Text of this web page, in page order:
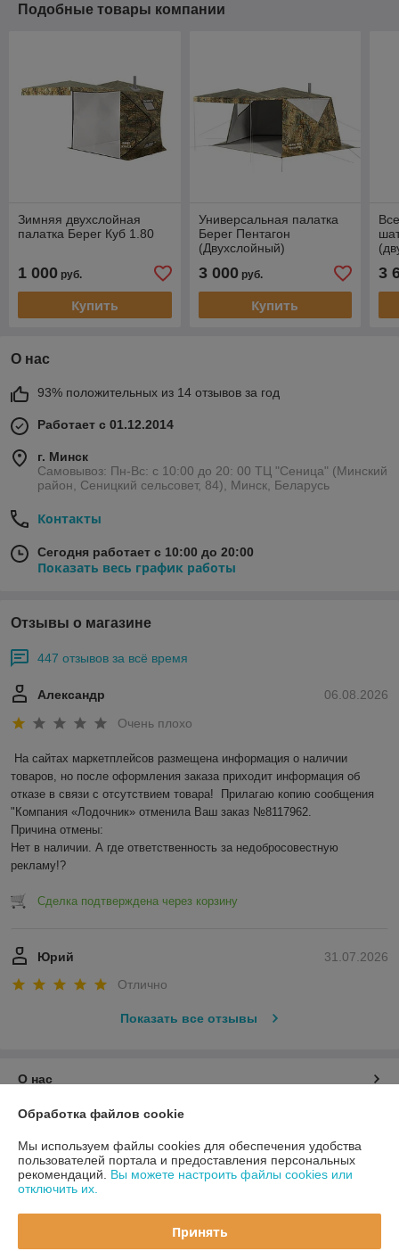
Подобные товары компании
Зимняя двухслойная
палатка Берег Куб 1.80
1 000 руб.
Купить
Универсальная палатка
Берег Пентагон
(Двухслойный)
3 000руб.
Купить
3
О нас
93% положительных из 14 отзывов за год
Работает с 01.12.2014
г. Минск
Самовывоз: Пн-Вс: с 10:00 до 20: 00 ТЦ "Сеница" (Минский
район, Сеницкий сельсовет, 84), Минск, Беларусь
Контакты
Сегодня работает с 10:00 до 20:00
Показать весь график работы
Отзывы о магазине
447 отзывов за всё время
06.08.2026
Александр
Очень плохо
На сайтах маркетплейсов размещена информация о наличии
товаров, но после оформления заказа приходит информация об
отказе в связи с отсутствием товара!  Прилагаю копию сообщения
"Компания «Лодочник» отменила Ваш заказ №8117962.
Причина отмены:
Нет в наличии. А где ответственность за недобросовестную
рекламу!?
Сделка подтверждена через корзину
31.07.2026
Юрий
Отлично
Показать все отзывы
О нас
Контакты
Доставка и оплата
Полная версия сайта
Обработка файлов cookie
Мы используем файлы cookies для обеспечения удобства
пользователей портала и предоставления персональных
рекомендаций. Вы можете настроить файлы cookies или
отключить их.
Принять